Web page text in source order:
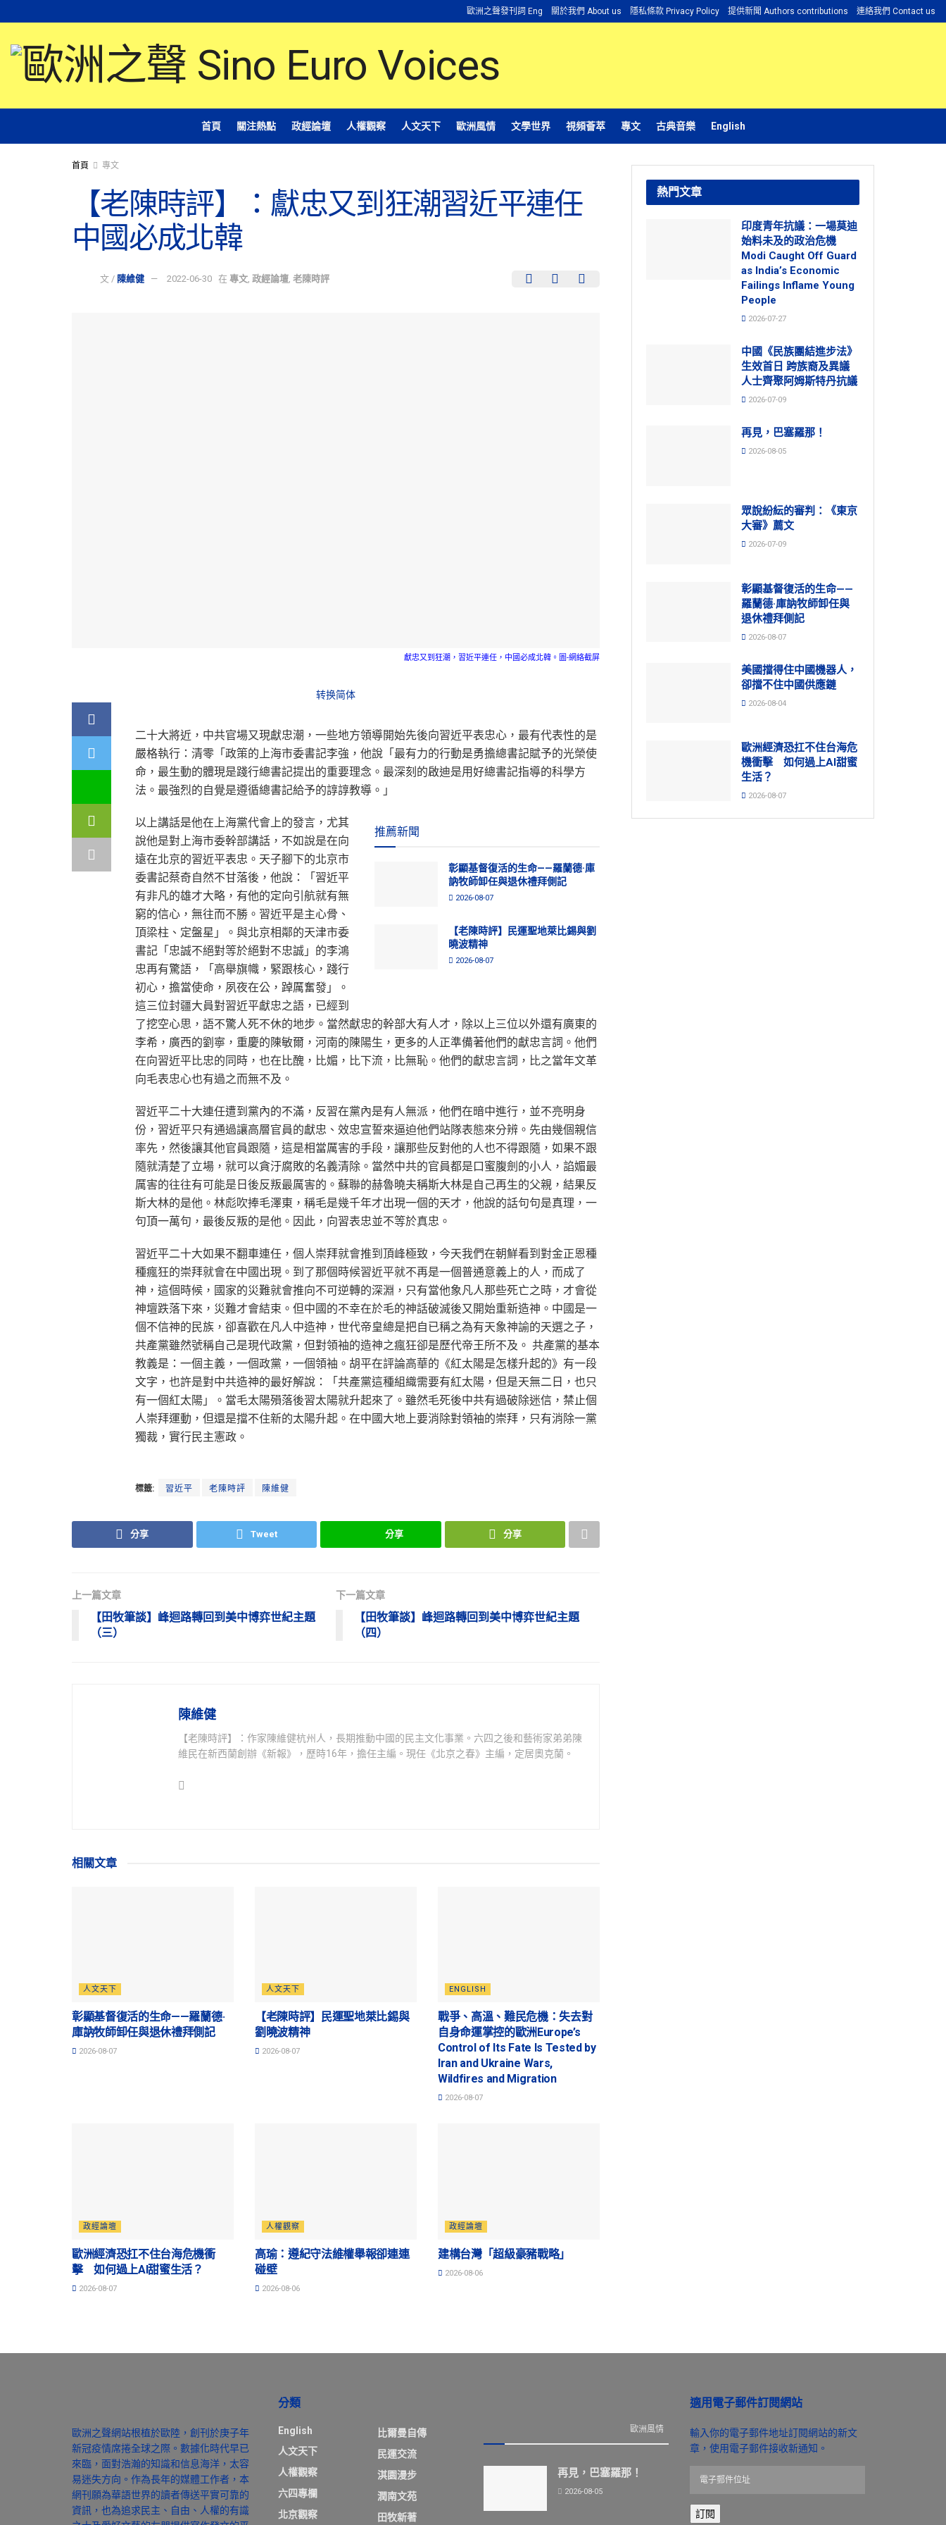
歐洲之聲發刊詞 Eng 關於我們 About us 隱私條款 Privacy Policy 提供新聞 Authors contributions 連絡我們 Contact us
首頁 關注熱點 政經論壇 人權觀察 人文天下 歐洲風情 文學世界 視頻薈萃 專文 古典音樂 English
首頁 專文
【老陳時評】：獻忠又到狂潮習近平連任
中國必成北韓
文 / 陳維健 2022-06-30 在 專文 ,政經論壇 ,老陳時評
獻忠又到狂潮，習近平連任，中國必成北韓。圖-網絡截屏
转换简体
二十大將近，中共官場又現獻忠潮，一些地方領導開始先後向習近平表忠心，最有代表性的是
嚴格執行：清零「政策的上海市委書記李強，他說「最有力的行動是勇擔總書記賦予的光榮使
命，最生動的體現是踐行總書記提出的重要理念。最深刻的啟迪是用好總書記指導的科學方
法。最強烈的自覺是遵循總書記給予的諄諄教導。」
推薦新聞
彰顯基督復活的生命——羅蘭德·庫
訥牧師卸任與退休禮拜側記
2026-08-07
【老陳時評】民運聖地萊比錫與劉
曉波精神
2026-08-07
以上講話是他在上海黨代會上的發言，尤其
說他是對上海市委幹部講話，不如說是在向
遠在北京的習近平表忠。天子腳下的北京市
委書記蔡奇自然不甘落後，他說：「習近平
有非凡的雄才大略，有他的定向引航就有無
窮的信心，無往而不勝。習近平是主心骨、
頂梁柱、定盤星」。與北京相鄰的天津市委
書記「忠誠不絕對等於絕對不忠誠」的李鴻
忠再有驚語，「高舉旗幟，緊跟核心，踐行
初心，擔當使命，夙夜在公，踔厲奮發」。
這三位封疆大員對習近平獻忠之語，已經到
了挖空心思，語不驚人死不休的地步。當然獻忠的幹部大有人才，除以上三位以外還有廣東的
李希，廣西的劉寧，重慶的陳敏爾，河南的陳陽生，更多的人正準備著他們的獻忠言詞。他們
在向習近平比忠的同時，也在比醜，比媚，比下流，比無恥。他們的獻忠言詞，比之當年文革
向毛表忠心也有過之而無不及。
習近平二十大連任遭到黨內的不滿，反習在黨內是有人無派，他們在暗中進行，並不亮明身
份，習近平只有通過讓高層官員的獻忠、效忠宣誓來逼迫他們站隊表態來分辨。先由幾個親信
率先，然後讓其他官員跟隨，這是相當厲害的手段，讓那些反對他的人也不得跟隨，如果不跟
隨就清楚了立場，就可以貪汙腐敗的名義清除。當然中共的官員都是口蜜腹劍的小人，諂媚最
厲害的往往有可能是日後反叛最厲害的。蘇聯的赫魯曉夫稱斯大林是自己再生的父親，結果反
斯大林的是他。林彪吹捧毛澤東，稱毛是幾千年才出現一個的天才，他說的話句句是真理，一
句頂一萬句，最後反叛的是他。因此，向習表忠並不等於真忠。
習近平二十大如果不翻車連任，個人崇拜就會推到頂峰極致，今天我們在朝鮮看到對金正恩種
種瘋狂的崇拜就會在中國出現。到了那個時候習近平就不再是一個普通意義上的人，而成了
神，這個時候，國家的災難就會推向不可逆轉的深淵，只有當他象凡人那些死亡之時，才會從
神壇跌落下來，災難才會結束。但中國的不幸在於毛的神話破滅後又開始重新造神。中國是一
個不信神的民族，卻喜歡在凡人中造神，世代帝皇總是把自已稱之為有天象神諭的天選之子，
共產黨雖然號稱自己是現代政黨，但對領袖的造神之瘋狂卻是歷代帝王所不及。 共產黨的基本
教義是：一個主義，一個政黨，一個領袖。胡平在評論高華的《紅太陽是怎樣升起的》有一段
文字，也許是對中共造神的最好解說：「共產黨這種組織需要有紅太陽，但是天無二日，也只
有一個紅太陽」。當毛太陽殞落後習太陽就升起來了。雖然毛死後中共有過破除迷信，禁止個
人崇拜運動，但還是擋不住新的太陽升起。在中國大地上要消除對領袖的崇拜，只有消除一黨
獨裁，實行民主憲政。
標籤: 習近平 老陳時評 陳維健
分享 Tweet 分享 分享
上一篇文章
【田牧筆談】峰迴路轉回到美中博弈世紀主題
（三）
下一篇文章
【田牧筆談】峰迴路轉回到美中博弈世紀主題
（四）
陳維健
【老陳時評】：作家陳維健杭州人，長期推動中國的民主文化事業。六四之後和藝術家弟弟陳
維民在新西蘭創辦《新報》，歷時16年，擔任主編。現任《北京之春》主編，定居奧克蘭。
相關文章
人文天下
彰顯基督復活的生命——羅蘭德·
庫訥牧師卸任與退休禮拜側記
2026-08-07
人文天下
【老陳時評】民運聖地萊比錫與
劉曉波精神
2026-08-07
ENGLISH
戰爭、高溫、難民危機：失去對
自身命運掌控的歐洲Europe’s
Control of Its Fate Is Tested by
Iran and Ukraine Wars,
Wildfires and Migration
2026-08-07
政經論壇
歐洲經濟恐扛不住台海危機衝
擊 如何過上AI甜蜜生活？
2026-08-07
人權觀察
高瑜：遵紀守法維權舉報卻連連
碰壁
2026-08-06
政經論壇
建構台灣「超級豪豬戰略」
2026-08-06
熱門文章
印度青年抗議：一場莫迪
始料未及的政治危機
Modi Caught Off Guard
as India’s Economic
Failings Inflame Young
People
2026-07-27
中國《民族團結進步法》
生效首日 跨族裔及異議
人士齊聚阿姆斯特丹抗議
2026-07-09
再見，巴塞羅那！
2026-08-05
眾說紛紜的審判：《東京
大審》薦文
2026-07-09
彰顯基督復活的生命——
羅蘭德·庫訥牧師卸任與
退休禮拜側記
2026-08-07
美國擋得住中國機器人，
卻擋不住中國供應鏈
2026-08-04
歐洲經濟恐扛不住台海危
機衝擊 如何過上AI甜蜜
生活？
2026-08-07
歐洲之聲網站根植於歐陸，創刊於庚子年
新冠疫情席捲全球之際。數據化時代早已
來臨，面對浩瀚的知識和信息海洋，太容
易迷失方向。作為長年的媒體工作者，本
網刊願為華語世界的讀者傳送平實可靠的
資訊，也為追求民主、自由、人權的有識
分類
English
人文天下
人權觀察
六四專欄
北京觀察
比爾曼自傳
民運交流
淇園漫步
潤南文苑
田牧新著
歐洲風情
再見，巴塞羅那！
2026-08-05
適用電子郵件訂閱網站
輸入你的電子郵件地址訂閱網站的新文
章，使用電子郵件接收新通知。
郵
件訂閱